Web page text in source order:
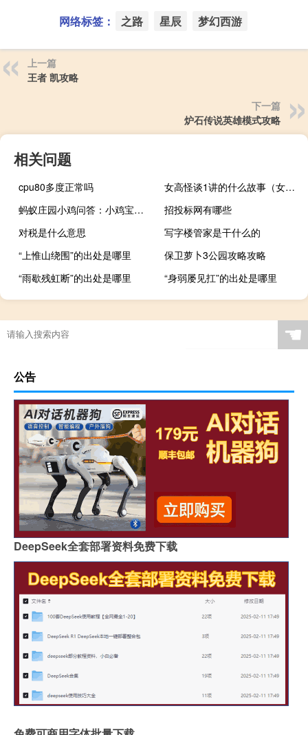
网络标签： 之路 星辰 梦幻西游
上一篇
王者 凯攻略
下一篇
炉石传说英雄模式攻略
相关问题
cpu80多度正常吗
女高怪谈1讲的什么故事（女高怪谈1）
蚂蚁庄园小鸡问答：小鸡宝宝考考你鸡蛋蛋黄颜色越深越好吗
招投标网有哪些
对税是什么意思
写字楼管家是干什么的
“上惟山绕围”的出处是哪里
保卫萝卜3公园攻略攻略
“雨歇残虹断”的出处是哪里
“身弱屡见扛”的出处是哪里
☚
公告
DeepSeek全套部署资料免费下载